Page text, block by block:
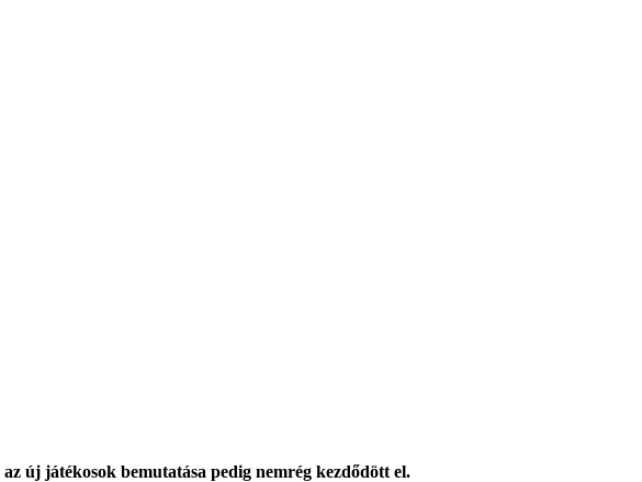
az új játékosok bemutatása pedig nemrég kezdődött el.